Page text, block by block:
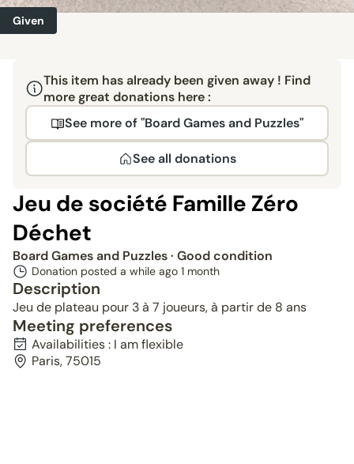
Given
This item has already been given away ! Find
more great donations here :
See more of "Board Games and Puzzles"
See all donations
Jeu de société Famille Zéro
Déchet
Board Games and Puzzles· Good condition
Donation posted a while ago 1 month
Description
Jeu de plateau pour 3 à 7 joueurs, à partir de 8 ans
Meeting preferences
Availabilities : I am flexible
Paris, 75015